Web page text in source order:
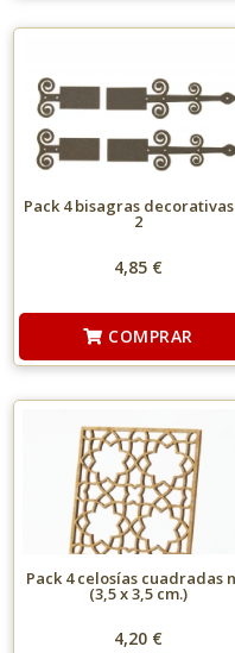
Pack 4 bisagras decorativas
2
4,85 €
COMPRAR
Pack 4 celosías cuadradas
(3,5 x 3,5 cm.)
4,20 €